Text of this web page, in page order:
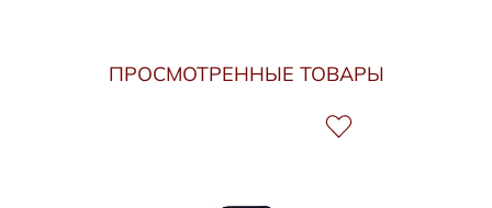
ПРОСМОТРЕННЫЕ ТОВАРЫ